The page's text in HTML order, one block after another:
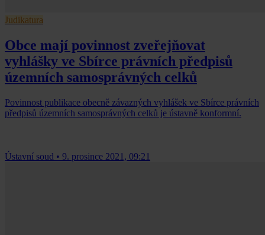
Judikatura
Obce mají povinnost zveřejňovat
vyhlášky ve Sbírce právních předpisů
územních samosprávných celků
Povinnost publikace obecně závazných vyhlášek ve Sbírce právních
předpisů územních samosprávných celků je ústavně konformní.
Ústavní soud • 9. prosince 2021, 09:21